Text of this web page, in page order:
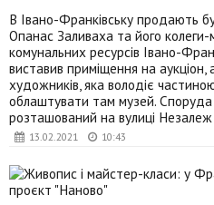
13.02.2021 10:43
В Івано-Франківську продають
Опанас Заливаха та його
комунальних ресурсів Івано-
виставив приміщення на аукціон,
художників, яка володіє частиною
облаштувати там музей. Споруда
розташований на вулиці Незалеж